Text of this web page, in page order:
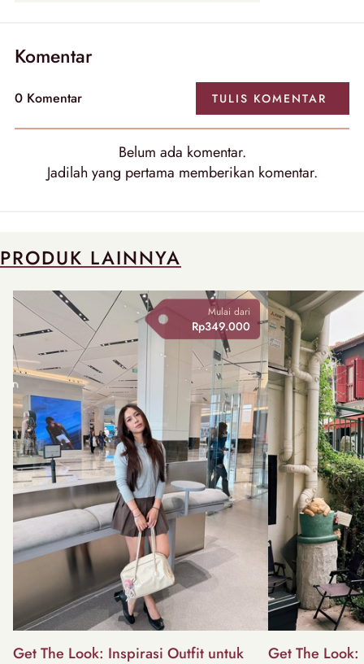
Komentar
0 Komentar TULIS KOMENTAR
Belum ada komentar.
Jadilah yang pertama memberikan komentar.
PRODUK LAINNYA
Mulai dari
Rp349.000
Get The Look: Inspirasi Outfit untuk
Get The